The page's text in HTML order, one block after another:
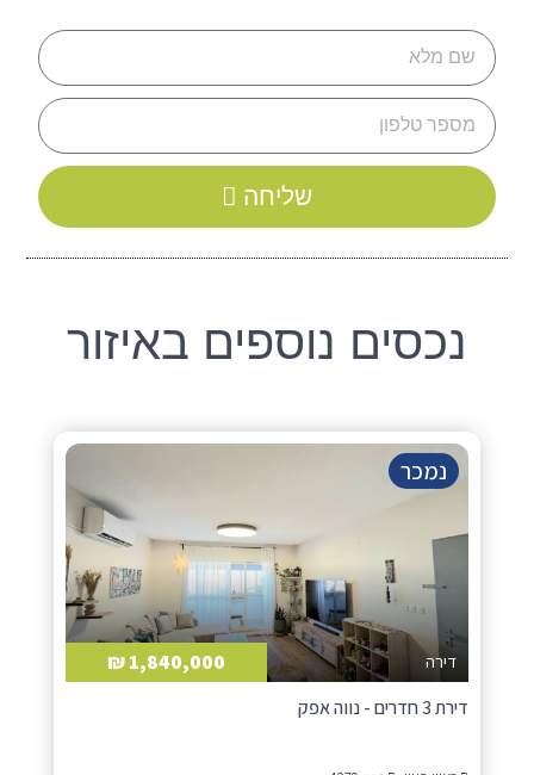
שליחה
נכסים נוספים באיזור
נמכר
דירה 1,840,000 ₪
דירת 3 חדרים - נווה אפק